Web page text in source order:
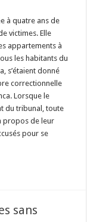
à quatre ans de
victimes. Elle
appartements à
les habitants du
s’étaient donné
correctionnelle
Lorsque le
du tribunal, toute
propos de leur
pour se
sans